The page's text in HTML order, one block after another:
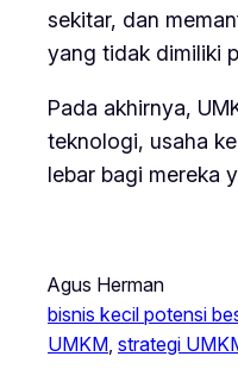
sekitar, dan
yang tidak dimiliki
Pada akhirnya,
teknologi, usaha
lebar bagi mereka
Agus Herman
bisnis kecil potensi
UMKM strategi